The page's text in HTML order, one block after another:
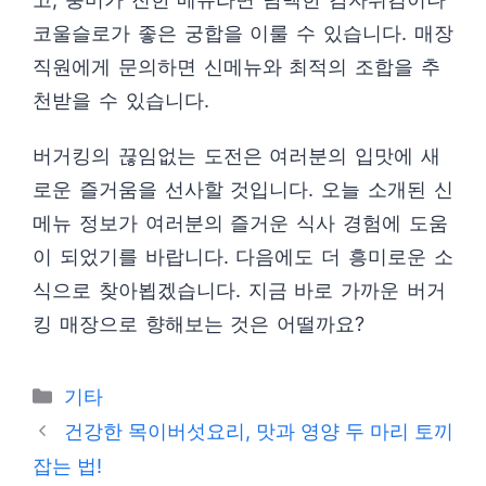
코울슬로가 좋은 궁합을 이룰 수 있습니다. 매장
직원에게 문의하면 신메뉴와 최적의 조합을 추
천받을 수 있습니다.
버거킹의 끊임없는 도전은 여러분의 입맛에 새
로운 즐거움을 선사할 것입니다. 오늘 소개된 신
메뉴 정보가 여러분의 즐거운 식사 경험에 도움
이 되었기를 바랍니다. 다음에도 더 흥미로운 소
식으로 찾아뵙겠습니다. 지금 바로 가까운 버거
킹 매장으로 향해보는 것은 어떨까요?
Categories
기타
건강한 목이버섯요리, 맛과 영양 두 마리 토끼
잡는 법!